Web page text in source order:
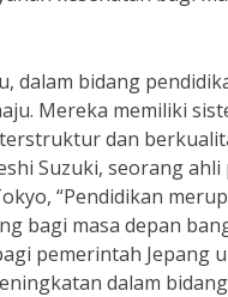
dalam bidang
Mereka memiliki
dan
Suzuki, seorang
“Pendidikan
bagi masa depan
pemerintah Jepang
dalam